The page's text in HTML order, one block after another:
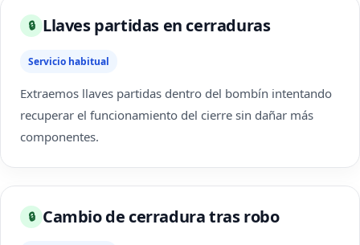
🔒 Llaves partidas en cerraduras
Servicio habitual
Extraemos llaves partidas dentro del bombín intentando
recuperar el funcionamiento del cierre sin dañar más
componentes.
🔒 Cambio de cerradura tras robo